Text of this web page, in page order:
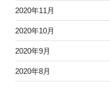
2020年11月
2020年10月
2020年9月
2020年8月